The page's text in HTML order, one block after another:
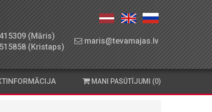
(Māris)
(Kristaps)
maris@tevamajas.lv
MANI PASŪTĪJUMI (0)